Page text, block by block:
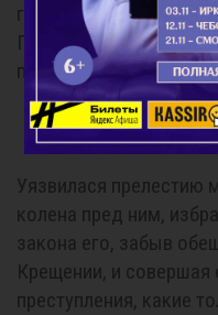
греховную жизнь свою
Господи мой,
падшую.
Уязвилася прелестию
колена пред ним,
закона его, забыв
Крещении, и совершая
преступления, какие